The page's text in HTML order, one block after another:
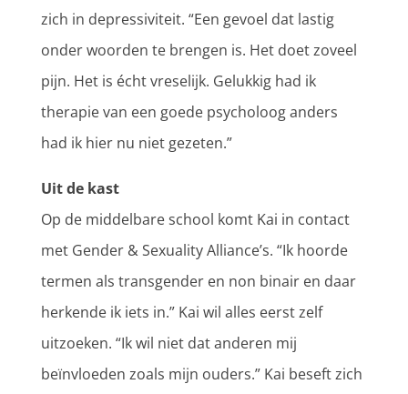
zich in depressiviteit. “Een gevoel dat lastig
onder woorden te brengen is. Het doet zoveel
pijn. Het is écht vreselijk. Gelukkig had ik
therapie van een goede psycholoog anders
had ik hier nu niet gezeten.”
Uit de kast
Op de middelbare school komt Kai in contact
met Gender & Sexuality Alliance’s. “Ik hoorde
termen als transgender en non binair en daar
herkende ik iets in.” Kai wil alles eerst zelf
uitzoeken. “Ik wil niet dat anderen mij
beïnvloeden zoals mijn ouders.” Kai beseft zich